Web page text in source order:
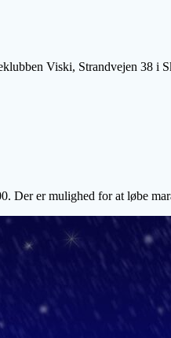
Viski, Strandvejen 38 i
Der er mulighed for at løbe